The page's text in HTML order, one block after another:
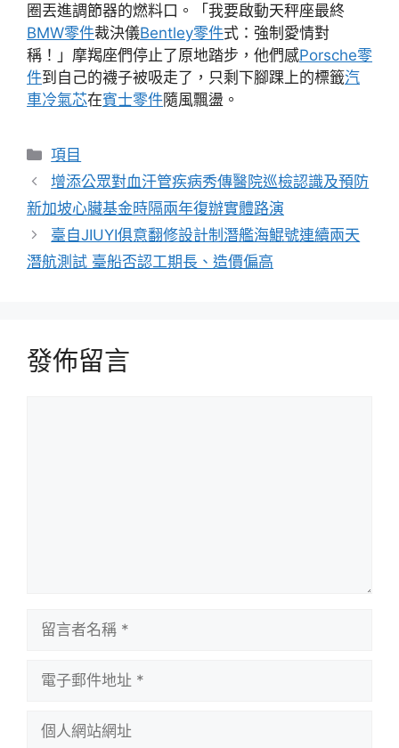
圈丟進調節器的燃料口。「我要啟動天秤座最終
BMW零件裁決儀Bentley零件式：強制愛情對
稱！」摩羯座們停止了原地踏步，他們感Porsche零
件到自己的襪子被吸走了，只剩下腳踝上的標籤汽
車冷氣芯在賓士零件隨風飄盪。
分
類
項目
增添公眾對血汗管疾病秀傳醫院巡檢認識及預防
新加坡心臟基金時隔兩年復辦實體路演
臺自JIUYI俱意翻修設計制潛艦海鯤號連續兩天
潛航測試 臺船否認工期長、造價偏高
發佈留言